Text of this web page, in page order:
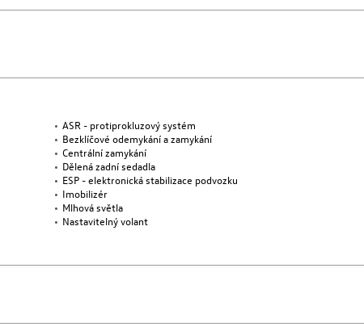
ASR - protiprokluzový systém
Bezklíčové odemykání a zamykání
Centrální zamykání
Dělená zadní sedadla
ESP - elektronická stabilizace podvozku
Imobilizér
Mlhová světla
Nastavitelný volant